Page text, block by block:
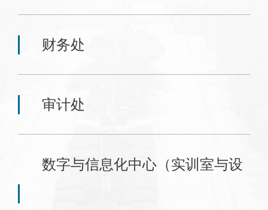
财务处
审计处
数字与信息化中心（实训室与设